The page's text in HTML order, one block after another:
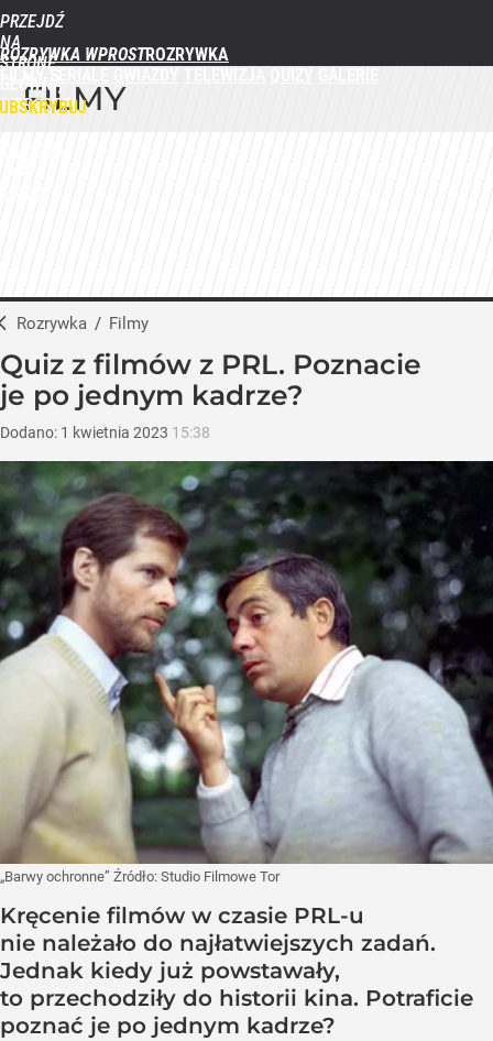
PRZEJDŹ
NA
STRONĘ
GŁÓWNĄ
WPROST.PL
ROZRYWKA WPROST
FILMY
Rozrywka / Filmy
Quiz z filmów z PRL. Poznacie
je po jednym kadrze?
Dodano: 1 kwietnia 2023 15:38
„Barwy ochronne” Źródło: Studio Filmowe Tor
Kręcenie filmów w czasie PRL-u
nie należało do najłatwiejszych zadań.
Jednak kiedy już powstawały,
to przechodziły do historii kina. Potraficie
poznać je po jednym kadrze?